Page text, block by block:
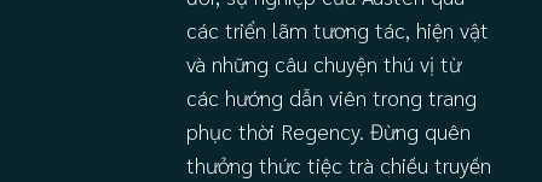
các triển lãm tương tác, hiện vật
và những câu chuyện thú vị từ
các hướng dẫn viên trong trang
phục thời Regency. Đừng quên
thưởng thức tiệc trà chiều truyền